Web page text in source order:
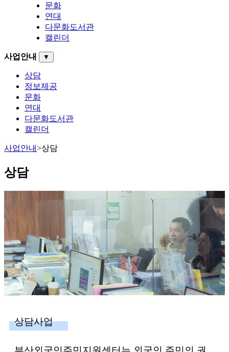
문화
연대
다문화도서관
캘린더
사업안내 ▼
상담
정보제공
문화
연대
다문화도서관
캘린더
사업안내>상담
상담
상담사업